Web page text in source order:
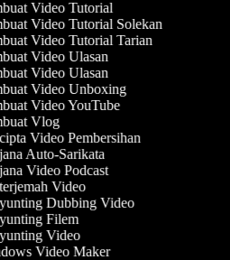
Video Tutorial
Video Tutorial Solekan
Video Tutorial Tarian
Video Ulasan
Video Ulasan
Video Unboxing
Video YouTube
Vlog
Video Pembersihan
Auto-Sarikata
Video Podcast
Video
Dubbing Video
Filem
Video
Video Maker